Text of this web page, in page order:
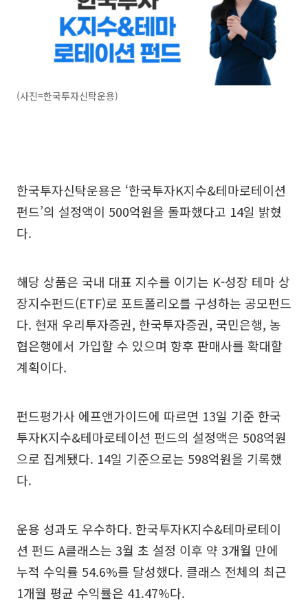
(사진=한국투자신탁운용)
한국투자신탁운용은 ‘한국투자K지수&테마로테이션
펀드’의 설정액이 500억원을 돌파했다고 14일 밝혔
다.
해당 상품은 국내 대표 지수를 이기는 K-성장 테마 상
장지수펀드(ETF)로 포트폴리오를 구성하는 공모펀드
다. 현재 우리투자증권, 한국투자증권, 국민은행, 농
협은행에서 가입할 수 있으며 향후 판매사를 확대할
계획이다.
펀드평가사 에프앤가이드에 따르면 13일 기준 한국
투자K지수&테마로테이션 펀드의 설정액은 508억원
으로 집계됐다. 14일 기준으로는 598억원을 기록했
다.
운용 성과도 우수하다. 한국투자K지수&테마로테이
션 펀드 A클래스는 3월 초 설정 이후 약 3개월 만에
누적 수익률 54.6%를 달성했다. 클래스 전체의 최근
1개월 평균 수익률은 41.47%다.